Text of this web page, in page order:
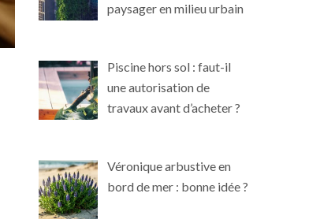
paysager en milieu urbain
Piscine hors sol : faut-il
une autorisation de
travaux avant d’acheter ?
Véronique arbustive en
bord de mer : bonne idée ?